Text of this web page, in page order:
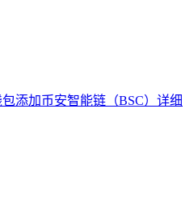
包添加币安智能链（BSC）详细